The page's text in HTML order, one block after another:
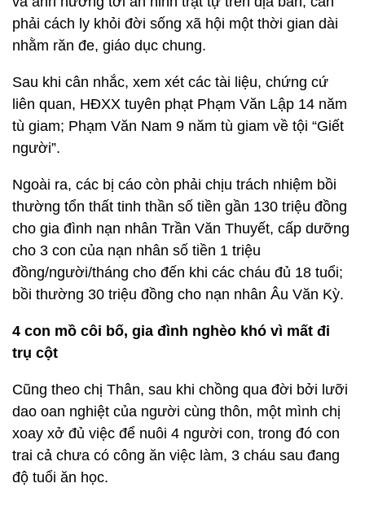
phải cách ly khỏi đời sống xã hội một thời gian dài
nhằm răn đe, giáo dục chung.
Sau khi cân nhắc, xem xét các tài liệu, chứng cứ
liên quan, HĐXX tuyên phạt Phạm Văn Lập 14 năm
tù giam; Phạm Văn Nam 9 năm tù giam về tội “Giết
người”.
Ngoài ra, các bị cáo còn phải chịu trách nhiệm bồi
thường tổn thất tinh thần số tiền gần 130 triệu đồng
cho gia đình nạn nhân Trần Văn Thuyết, cấp dưỡng
cho 3 con của nạn nhân số tiền 1 triệu
đồng/người/tháng cho đến khi các cháu đủ 18 tuổi;
bồi thường 30 triệu đồng cho nạn nhân Âu Văn Kỳ.
4 con mồ côi bố, gia đình nghèo khó vì mất đi
trụ cột
Cũng theo chị Thân, sau khi chồng qua đời bởi lưỡi
dao oan nghiệt của người cùng thôn, một mình chị
xoay xở đủ việc để nuôi 4 người con, trong đó con
trai cả chưa có công ăn việc làm, 3 cháu sau đang
độ tuổi ăn học.